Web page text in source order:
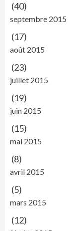
(40)
septembre 2015
(17)
août 2015
(23)
juillet 2015
(19)
juin 2015
(15)
mai 2015
(8)
avril 2015
(5)
mars 2015
(12)